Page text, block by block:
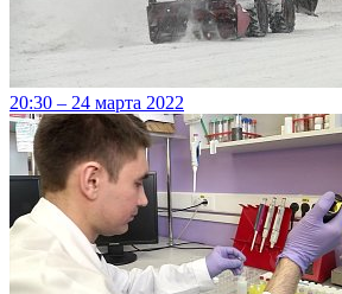
20:30 – 24 марта 2022